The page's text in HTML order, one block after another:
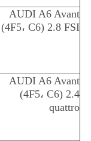
AUDI A6 Avant
(4F5، C6) 2.8 FSI
AUDI A6 Avant
(4F5، C6) 2.4
quattro